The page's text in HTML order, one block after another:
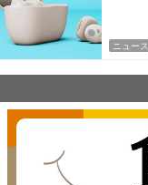
ニュース